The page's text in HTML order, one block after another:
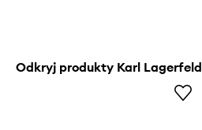
Odkryj produkty Karl Lagerfeld